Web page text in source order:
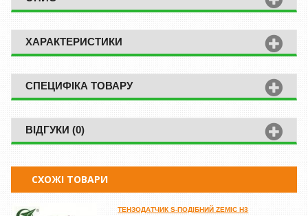
ХАРАКТЕРИСТИКИ
СПЕЦИФІКА ТОВАРУ
ВІДГУКИ (0)
СХОЖІ ТОВАРИ
ТЕНЗОДАТЧИК S-ПОДІБНИЙ ZEMIC H3